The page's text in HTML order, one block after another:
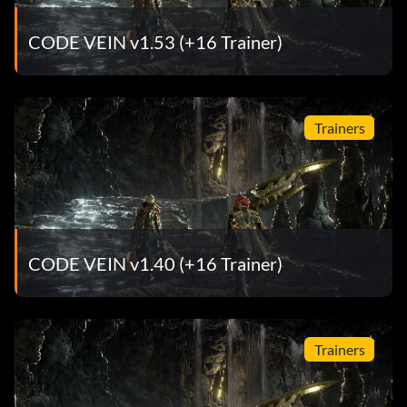
A Weapon for Every Season (30 points): Equip every
weapon type.
Revenant Requisites (30 points): Equip every Blood Veil
type.
Weaver of Wills (30 points): Collect every blood code.
Gifted (30 points): Learn 50 Gifts (excluding those learned
when acquiring a blood code).
Ultimate Armament (30 points): Upgrade a weapon to its
maximum level.
Unbreakable Veil (30 points): Upgrade a Blood Veil to its
maximum level.
Building Trust (15 points): Give a desired valuable to a
CODE VEIN v1.53 (+16 Trainer)
Trainers
CODE VEIN v1.40 (+16 Trainer)
Trainers